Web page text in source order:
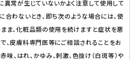
異常が生じていないかよく注意して使用して
わないとき、即ち次のような場合には、使
まま、化粧品類の使用を続けますと症状を悪
、皮膚科専門医等にご相談されることをお
赤味、はれ、かゆみ、刺激、色抜け（白斑等）や